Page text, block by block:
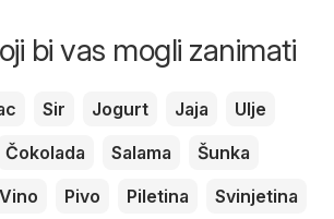
bi vas mogli zanimati
Sir Jogurt Jaja
Ulje
Čokolada Salama
Šunka
Vino Pivo Piletina
Svinjetina